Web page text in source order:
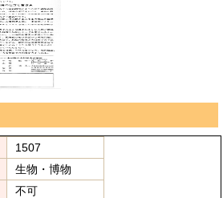
1507
生物・博物
不可